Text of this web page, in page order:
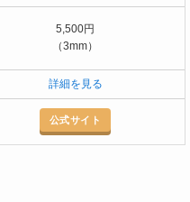
5,500円
（3mm）
詳細を見る
公式サイト